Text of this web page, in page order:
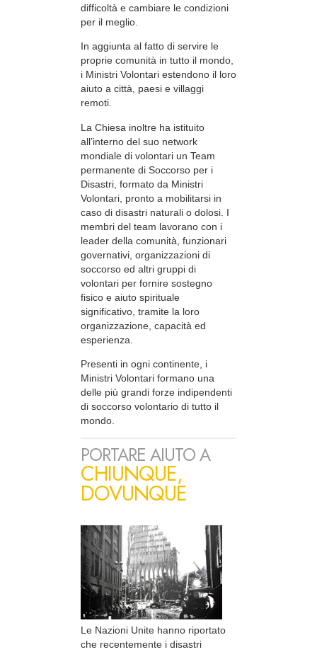
difficoltà e cambiare le condizioni
per il meglio.
In aggiunta al fatto di servire le
proprie comunità in tutto il mondo,
i Ministri Volontari estendono il loro
aiuto a città, paesi e villaggi
remoti.
La Chiesa inoltre ha istituito
all’interno del suo network
mondiale di volontari un Team
permanente di Soccorso per i
Disastri, formato da Ministri
Volontari, pronto a mobilitarsi in
caso di disastri naturali o dolosi. I
membri del team lavorano con i
leader della comunità, funzionari
governativi, organizzazioni di
soccorso ed altri gruppi di
volontari per fornire sostegno
fisico e aiuto spirituale
significativo, tramite la loro
organizzazione, capacità ed
esperienza.
Presenti in ogni continente, i
Ministri Volontari formano una
delle più grandi forze indipendenti
di soccorso volontario di tutto il
mondo.
PORTARE AIUTO A
CHIUNQUE,
DOVUNQUE
Le Nazioni Unite hanno riportato
che recentemente i disastri